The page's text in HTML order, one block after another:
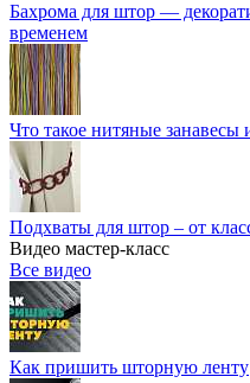
Бахрома для штор —
временем
Что такое нитяные занавесы
Подхваты для штор – от
Видео мастер-класс
Все видео
Как пришить шторную ленту